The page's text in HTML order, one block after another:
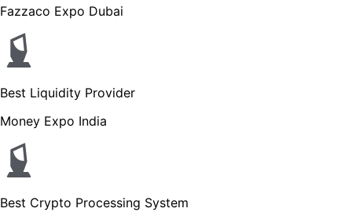
Fazzaco Expo Dubai
Best Liquidity Provider
Money Expo India
Best Crypto Processing System